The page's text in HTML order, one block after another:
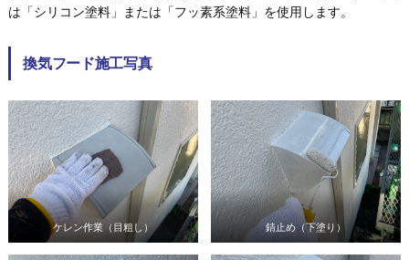
は「シリコン塗料」または「フッ素系塗料」を使用します。
換気フード施工写真
ケレン作業（目粗し） 錆止め（下塗り）